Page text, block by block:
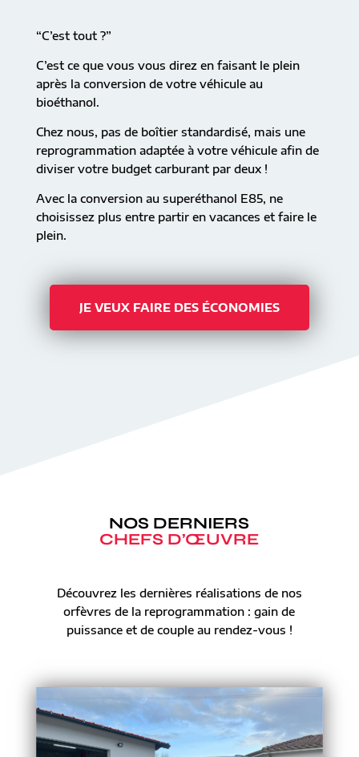
“C’est tout ?”
C’est ce que vous vous direz en faisant le plein
après la conversion de votre véhicule au
bioéthanol.
Chez nous, pas de boîtier standardisé, mais une
reprogrammation adaptée à votre véhicule afin de
diviser votre budget carburant par deux !
Avec la conversion au superéthanol E85, ne
choisissez plus entre partir en vacances et faire le
plein.
JE VEUX FAIRE DES ÉCONOMIES
NOS DERNIERS
CHEFS D’ŒUVRE
Découvrez les dernières réalisations de nos
orfèvres de la reprogrammation : gain de
puissance et de couple au rendez-vous !